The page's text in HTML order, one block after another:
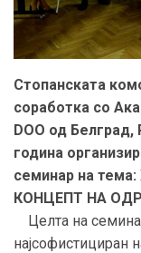
Стопанската
соработка со
DOO од Белград,
година
семинар на
КОНЦЕПТ НА
Целта на
најсофистициран